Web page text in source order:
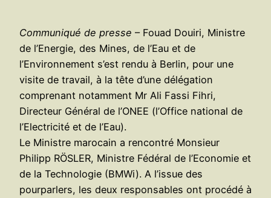
Communiqué de presse – Fouad Douiri, Ministre
de l’Energie, des Mines, de l’Eau et de
l’Environnement s’est rendu à Berlin, pour une
visite de travail, à la tête d’une délégation
comprenant notamment Mr Ali Fassi Fihri,
Directeur Général de l’ONEE (l’Office national de
l’Electricité et de l’Eau).
Le Ministre marocain a rencontré Monsieur
Philipp RÖSLER, Ministre Fédéral de l’Economie et
de la Technologie (BMWi). A l’issue des
pourparlers, les deux responsables ont procédé à